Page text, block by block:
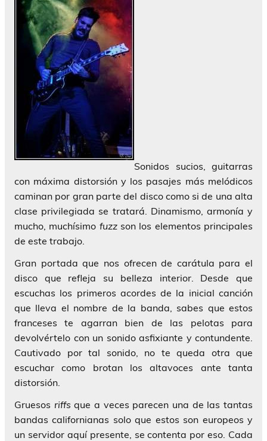
Sonidos sucios, guitarras
con máxima distorsión y los pasajes más melódicos
caminan por gran parte del disco como si de una alta
clase privilegiada se tratará. Dinamismo, armonía y
mucho, muchísimo fuzzson los elementos principales
de este trabajo.
Gran portada que nos ofrecen de carátula para el
disco que refleja su belleza interior. Desde que
escuchas los primeros acordes de la inicial canción
que lleva el nombre de la banda, sabes que estos
franceses te agarran bien de las pelotas para
devolvértelo con un sonido asfixiante y contundente.
Cautivado por tal sonido, no te queda otra que
escuchar como brotan los altavoces ante tanta
distorsión.
Gruesos riffs que a veces parecen una de las tantas
bandas californianas solo que estos son europeos y
un servidor aquí presente, se contenta por eso. Cada